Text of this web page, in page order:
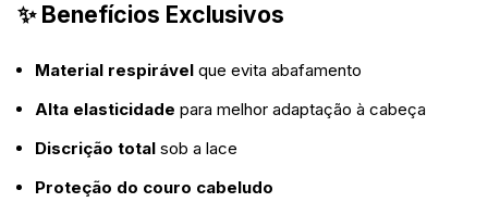
✨ Benefícios Exclusivos
Material respirável que evita abafamento
Alta elasticidade para melhor adaptação à cabeça
Discrição total sob a lace
Proteção do couro cabeludo